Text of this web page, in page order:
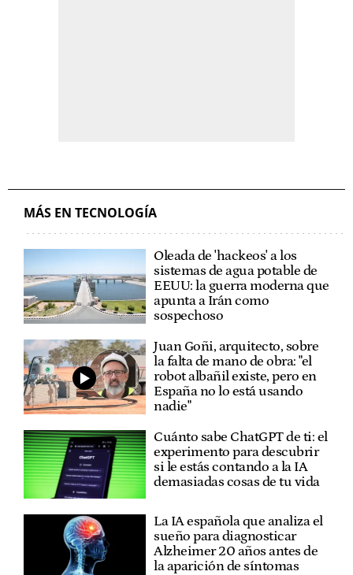
MÁS EN TECNOLOGÍA
Oleada de 'hackeos' a los
sistemas de agua potable de
EEUU: la guerra moderna que
apunta a Irán como
sospechoso
Juan Goñi, arquitecto, sobre
la falta de mano de obra: "el
robot albañil existe, pero en
España no lo está usando
nadie"
Cuánto sabe ChatGPT de ti: el
experimento para descubrir
si le estás contando a la IA
demasiadas cosas de tu vida
La IA española que analiza el
sueño para diagnosticar
Alzheimer 20 años antes de
la aparición de síntomas